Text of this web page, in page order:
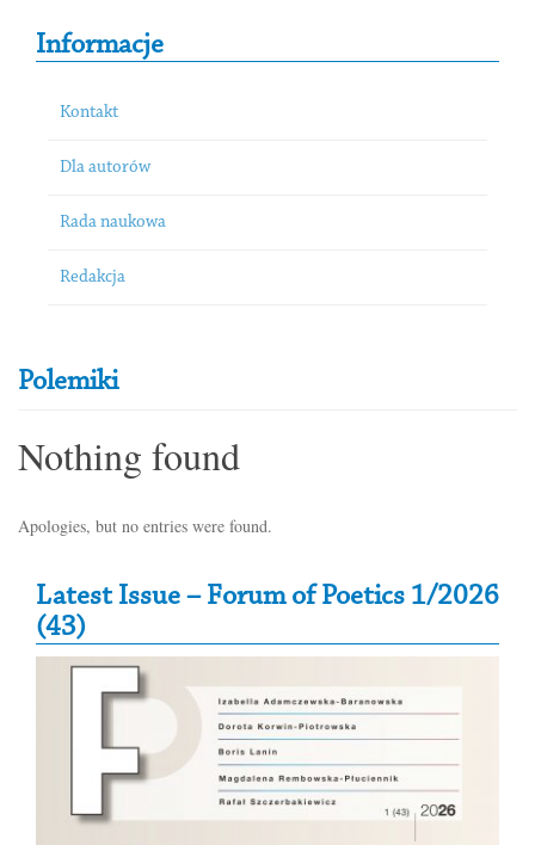
Informacje
Kontakt
Dla autorów
Rada naukowa
Redakcja
Polemiki
Nothing found
Apologies, but no entries were found.
Secondary Sidebar
Latest Issue – Forum of Poetics 1/2026
(43)